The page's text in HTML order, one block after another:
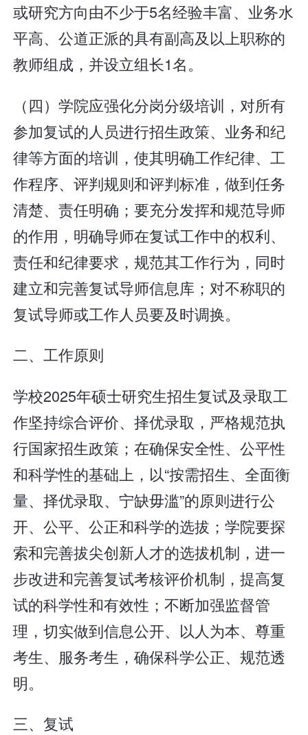
或研究方向由不少于5名经验丰富、业务水
平高、公道正派的具有副高及以上职称的
教师组成，并设立组长1名。
（四）学院应强化分岗分级培训，对所有
参加复试的人员进行招生政策、业务和纪
律等方面的培训，使其明确工作纪律、工
作程序、评判规则和评判标准，做到任务
清楚、责任明确；要充分发挥和规范导师
的作用，明确导师在复试工作中的权利、
责任和纪律要求，规范其工作行为，同时
建立和完善复试导师信息库；对不称职的
复试导师或工作人员要及时调换。
二、工作原则
学校2025年硕士研究生招生复试及录取工
作坚持综合评价、择优录取，严格规范执
行国家招生政策；在确保安全性、公平性
和科学性的基础上，以“按需招生、全面衡
量、择优录取、宁缺毋滥”的原则进行公
开、公平、公正和科学的选拔；学院要探
索和完善拔尖创新人才的选拔机制，进一
步改进和完善复试考核评价机制，提高复
试的科学性和有效性；不断加强监督管
理，切实做到信息公开、以人为本、尊重
考生、服务考生，确保科学公正、规范透
明。
三、复试